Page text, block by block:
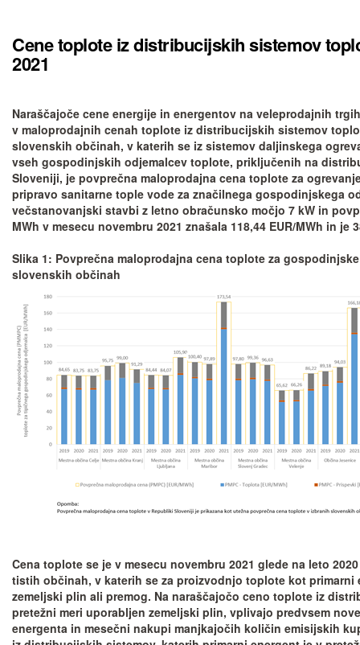
Cene toplote iz distribucijskih sistemov
2021
Naraščajoče cene energije in energentov na veleprodajnih
v maloprodajnih cenah toplote iz distribucijskih sistemov
slovenskih občinah, v katerih se iz sistemov daljinskega
vseh gospodinjskih odjemalcev toplote, priključenih na
Sloveniji, je povprečna maloprodajna cena toplote za
pripravo sanitarne tople vode za značilnega gospodinjskega
večstanovanjski stavbi z letno obračunsko močjo 7 kW in
MWh v mesecu novembru 2021 znašala 118,44 EUR/MWh in je
Slika 1: Povprečna maloprodajna cena toplote za
slovenskih občinah
Cena toplote se je v mesecu novembru 2021 glede na leto
tistih občinah, v katerih se za proizvodnjo toplote kot primarni
zemeljski plin ali premog. Na naraščajočo ceno toplote iz
pretežni meri uporabljen zemeljski plin, vplivajo predvsem
energenta in mesečni nakupi manjkajočih količin emisijskih